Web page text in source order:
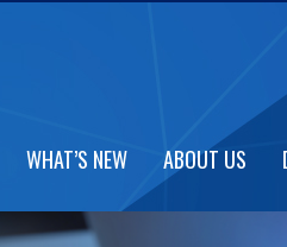
WHAT’S NEW ABOUT US